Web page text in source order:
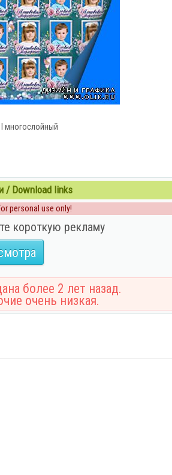
l многослойный
/ Download links
personal use only!
короткую рекламу
более 2 лет назад.
очень низкая.